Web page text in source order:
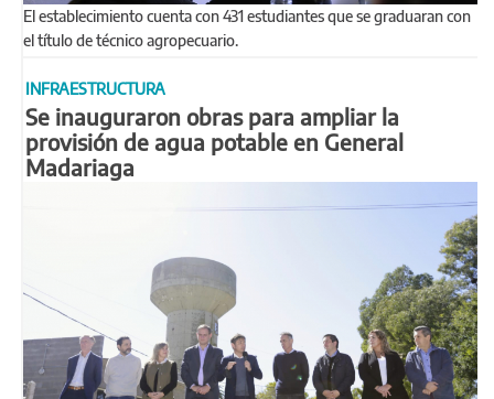
El establecimiento cuenta con 431 estudiantes que se graduaran con
el título de técnico agropecuario.
INFRAESTRUCTURA
Se inauguraron obras para ampliar la
provisión de agua potable en General
Madariaga